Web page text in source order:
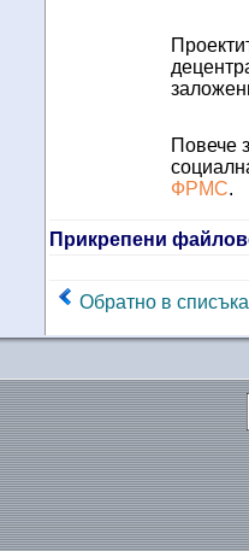
Повече
ФРМС.
Прикрепени
Обратно в списъка